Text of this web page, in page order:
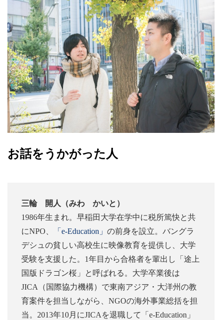
お話をうかがった人
三輪 開人（みわ かいと）
1986年生まれ。早稲田大学在学中に税所篤快と共
にNPO、
「e-Education」 の前身を設立。バングラ
デシュの貧しい高校生に映像教育を提供し、大学
受験を支援した。1年目から合格者を輩出し「途上
国版ドラゴン桜」と呼ばれる。大学卒業後は
JICA（国際協力機構）で東南アジア・大洋州の教
育案件を担当しながら、NGOの海外事業総括を担
当。2013年10月にJICAを退職して「e-Education」